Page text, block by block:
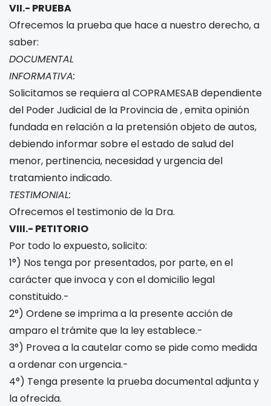
VII.- PRUEBA
Ofrecemos la prueba que hace a nuestro derecho, a
saber:
DOCUMENTAL
INFORMATIVA:
Solicitamos se requiera al COPRAMESAB dependiente
del Poder Judicial de la Provincia de, emita opinión
fundada en relación a la pretensión objeto de autos,
debiendo informar sobre el estado de salud del
menor, pertinencia, necesidad y urgencia del
tratamiento indicado.
TESTIMONIAL:
Ofrecemos el testimonio de la Dra.
VIII.- PETITORIO
Por todo lo expuesto, solicito:
1°) Nos tenga por presentados, por parte, en el
carácter que invoca y con el domicilio legal
constituido.-
2°) Ordene se imprima a la presente acción de
amparo el trámite que la ley establece.-
3°) Provea a la cautelar como se pide como medida
a ordenar con urgencia.-
4°) Tenga presente la prueba documental adjunta y
la ofrecida.